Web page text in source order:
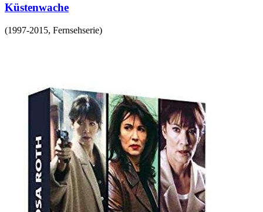
Küstenwache
(1997-2015, Fernsehserie)